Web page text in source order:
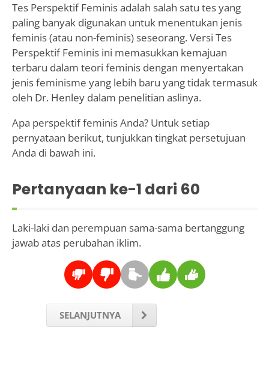
Tes Perspektif Feminis adalah salah satu tes yang
paling banyak digunakan untuk menentukan jenis
feminis (atau non-feminis) seseorang. Versi Tes
Perspektif Feminis ini memasukkan kemajuan
terbaru dalam teori feminis dengan menyertakan
jenis feminisme yang lebih baru yang tidak termasuk
oleh Dr. Henley dalam penelitian aslinya.
Apa perspektif feminis Anda? Untuk setiap
pernyataan berikut, tunjukkan tingkat persetujuan
Anda di bawah ini.
Pertanyaan ke-1 dari 60
Laki-laki dan perempuan sama-sama bertanggung
jawab atas perubahan iklim.
SELANJUTNYA